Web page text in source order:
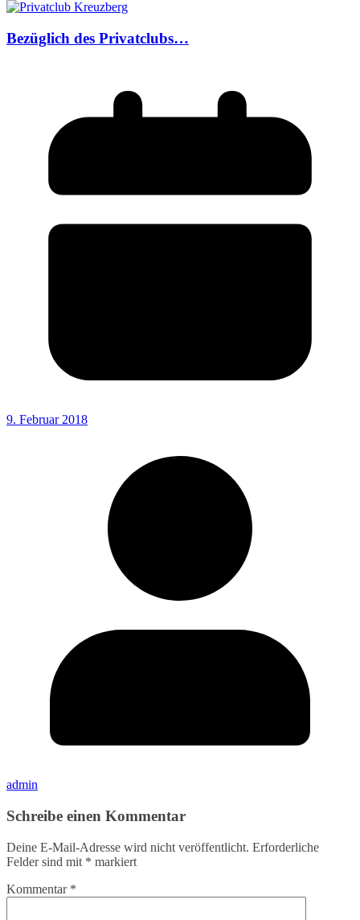
Bezüglich des Privatclubs…
9. Februar 2018
admin
Schreibe einen Kommentar
Deine E-Mail-Adresse wird nicht veröffentlicht. Erforderliche
Felder sind mit * markiert
Kommentar *